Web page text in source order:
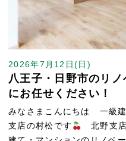
2026年7月12日(日)
八王子・日野市のリ
にお任せください！
みなさまこんにちは 一級
支店の村松です
北野支